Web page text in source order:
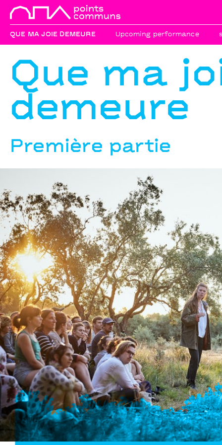
QUE MA JOIE DEMEURE Upcoming performance
Que ma
demeure
Première partie